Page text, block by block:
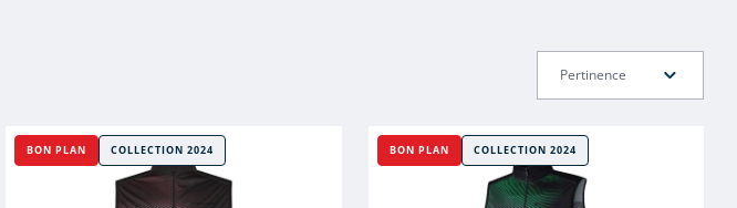
BON PLAN COLLECTION 2024 BON PLAN COLLECTION 2024